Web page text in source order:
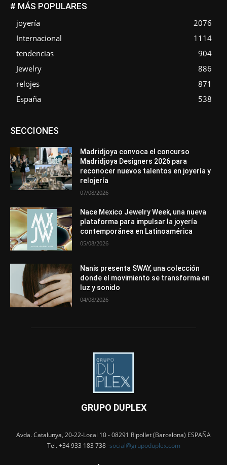
# MÁS POPULARES
joyería
2076
Internacional
1114
tendencias
904
Jewelry
886
relojes
871
España
538
SECCIONESAsociaciones
Entrevistas
Mundo Técnico
Novedades Opiniones
Perspectiva
Premios
Secciones Sin categoría
Más
Madridjoya convoca el concurso
Madridjoya Designers 2026 para
reconocer nuevos talentos en joyería y
relojería
07/08/2026
Nace Mexico Jewelry Week, una nueva
plataforma para impulsar la joyería
contemporánea en Latinoamérica
05/08/2026
Nanis presenta SWAY, una colección
donde el movimiento se transforma en
luz y sonido
04/08/2026
GRUPO DUPLEX
Avda. Catalunya, 20-22-Local 10 - 08291 Ripollet (Barcelona) ESPAÑA
Tel. +34 933 183 738 -social@grupoduplex.com